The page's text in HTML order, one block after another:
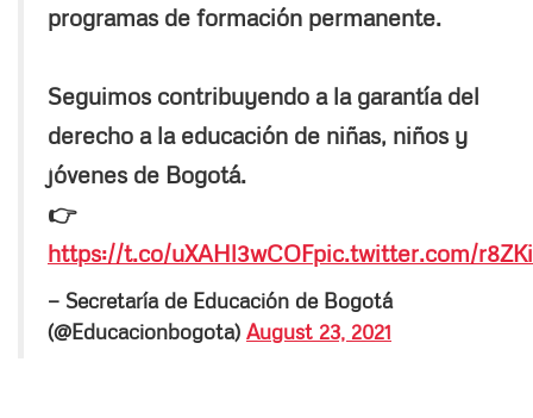
programas de formación permanente.
Seguimos contribuyendo a la garantía del
derecho a la educación de niñas, niños y
jóvenes de Bogotá.
👉
https://t.co/uXAHl3wCOFpic.twitter.com/
— Secretaría de Educación de Bogotá
(@Educacionbogota) August 23, 2021